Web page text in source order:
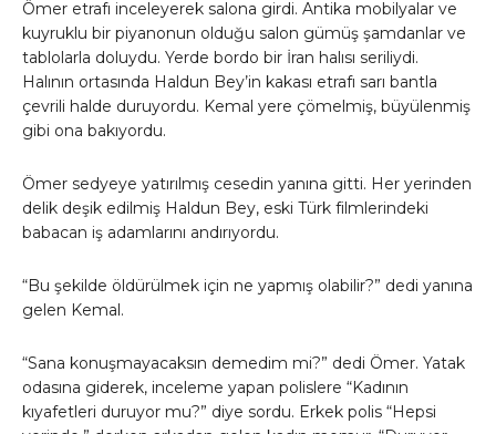
Ömer etrafı inceleyerek salona girdi. Antika mobilyalar ve
kuyruklu bir piyanonun olduğu salon gümüş şamdanlar ve
tablolarla doluydu. Yerde bordo bir İran halısı seriliydi.
Halının ortasında Haldun Bey’in kakası etrafı sarı bantla
çevrili halde duruyordu. Kemal yere çömelmiş, büyülenmiş
gibi ona bakıyordu.
Ömer sedyeye yatırılmış cesedin yanına gitti. Her yerinden
delik deşik edilmiş Haldun Bey, eski Türk filmlerindeki
babacan iş adamlarını andırıyordu.
“Bu şekilde öldürülmek için ne yapmış olabilir?” dedi yanına
gelen Kemal.
“Sana konuşmayacaksın demedim mi?” dedi Ömer. Yatak
odasına giderek, inceleme yapan polislere “Kadının
kıyafetleri duruyor mu?” diye sordu. Erkek polis “Hepsi